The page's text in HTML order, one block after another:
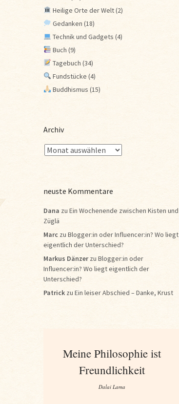
Heilige Orte der Welt(2)
Gedanken (18)
Technik und Gadgets (4)
Buch (9)
Tagebuch (34)
Fundstücke (4)
Buddhismus (15)
Archiv
neuste Kommentare
Dana zu Ein Wochenende zwischen Kisten und
Züglä
Marc zu Blogger:in oder Influencer:in? Wo liegt
eigentlich der Unterschied?
Markus Dänzerzu Blogger:in oder
Influencer:in? Wo liegt eigentlich der
Unterschied?
Patrick zu Ein leiser Abschied – Danke, Krust
Meine Philosophie ist
Freundlichkeit
Dalai Lama